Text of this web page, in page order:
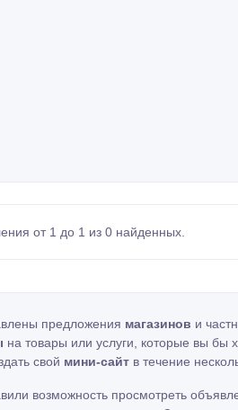
от 1 до 1 из 0 найденных.
предложения магазинов и
на товары или услуги, которые вы бы
свой мини-сайт в течение
возможность просмотреть